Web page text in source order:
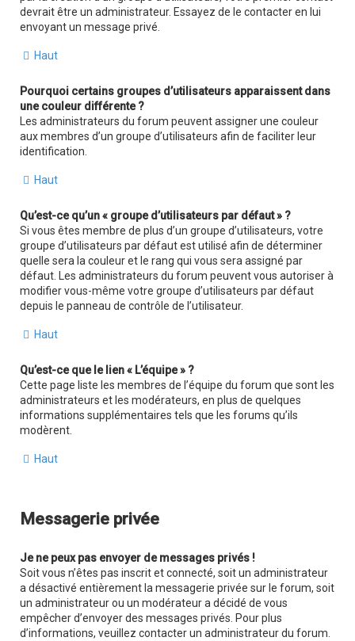
devrait être un administrateur. Essayez de le contacter en lui
envoyant un message privé.
Haut
Pourquoi certains groupes d’utilisateurs apparaissent dans
une couleur différente ?
Les administrateurs du forum peuvent assigner une couleur
aux membres d’un groupe d’utilisateurs afin de faciliter leur
identification.
Haut
Qu’est-ce qu’un « groupe d’utilisateurs par défaut » ?
Si vous êtes membre de plus d’un groupe d’utilisateurs, votre
groupe d’utilisateurs par défaut est utilisé afin de déterminer
quelle sera la couleur et le rang qui vous sera assigné par
défaut. Les administrateurs du forum peuvent vous autoriser à
modifier vous-même votre groupe d’utilisateurs par défaut
depuis le panneau de contrôle de l’utilisateur.
Haut
Qu’est-ce que le lien « L’équipe » ?
Cette page liste les membres de l’équipe du forum que sont les
administrateurs et les modérateurs, en plus de quelques
informations supplémentaires tels que les forums qu’ils
modèrent.
Haut
Messagerie privée
Je ne peux pas envoyer de messages privés !
Soit vous n’êtes pas inscrit et connecté, soit un administrateur
a désactivé entièrement la messagerie privée sur le forum, soit
un administrateur ou un modérateur a décidé de vous
empêcher d’envoyer des messages privés. Pour plus
d’informations, veuillez contacter un administrateur du forum.